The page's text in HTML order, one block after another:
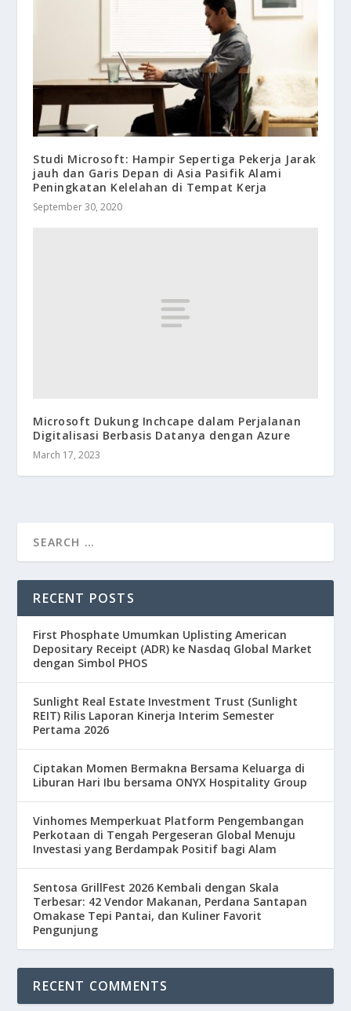
Studi Microsoft: Hampir Sepertiga Pekerja Jarak
jauh dan Garis Depan di Asia Pasifik Alami
Peningkatan Kelelahan di Tempat Kerja
September 30, 2020
Microsoft Dukung Inchcape dalam Perjalanan
Digitalisasi Berbasis Datanya dengan Azure
March 17, 2023
RECENT POSTS
First Phosphate Umumkan Uplisting American
Depositary Receipt (ADR) ke Nasdaq Global Market
dengan Simbol PHOS
Sunlight Real Estate Investment Trust (Sunlight
REIT) Rilis Laporan Kinerja Interim Semester
Pertama 2026
Ciptakan Momen Bermakna Bersama Keluarga di
Liburan Hari Ibu bersama ONYX Hospitality Group
Vinhomes Memperkuat Platform Pengembangan
Perkotaan di Tengah Pergeseran Global Menuju
Investasi yang Berdampak Positif bagi Alam
Sentosa GrillFest 2026 Kembali dengan Skala
Terbesar: 42 Vendor Makanan, Perdana Santapan
Omakase Tepi Pantai, dan Kuliner Favorit
Pengunjung
RECENT COMMENTS